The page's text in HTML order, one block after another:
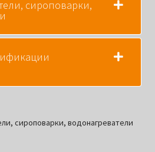
сироповарки,
сироповарки, водонагреватели